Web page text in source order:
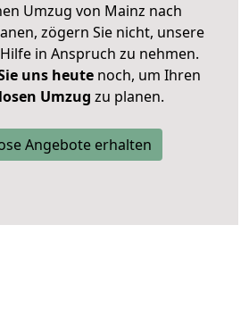
Umzug von Mainz nach
zögern Sie nicht, unsere
in Anspruch zu nehmen.
uns heutenoch, um Ihren
Umzug zu planen.
Angebote erhalten